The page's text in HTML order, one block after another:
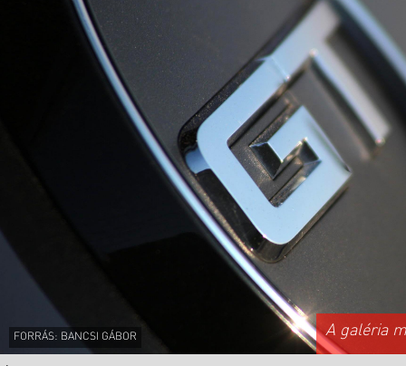
FORRÁS: BANCSI GÁBOR A galéria